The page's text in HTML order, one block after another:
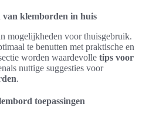
klemborden in huis
mogelijkheden voor thuisgebruik.
te benutten met praktische en
worden waardevolle tips voor
nuttige suggesties voor
.
toepassingen